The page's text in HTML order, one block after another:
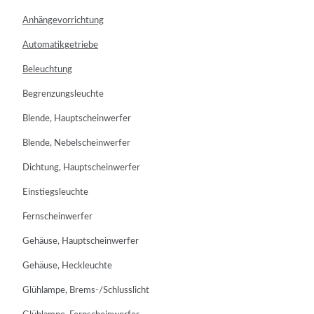
Anhängevorrichtung
Automatikgetriebe
Beleuchtung
Begrenzungsleuchte
Blende, Hauptscheinwerfer
Blende, Nebelscheinwerfer
Dichtung, Hauptscheinwerfer
Einstiegsleuchte
Fernscheinwerfer
Gehäuse, Hauptscheinwerfer
Gehäuse, Heckleuchte
Glühlampe, Brems-/Schlusslicht